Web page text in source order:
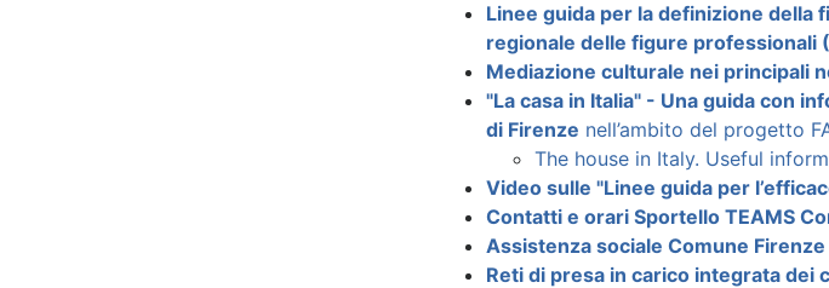
Linee guida per la definizione
regionale delle figure professionali
Mediazione culturale nei principali
"La casa in Italia" - Una guida con
di Firenze nell’ambito del progetto
The house in Italy. Useful
Video sulle "Linee guida per
Contatti e orari Sportello TEAMS
Assistenza sociale Comune
Reti di presa in carico integrata